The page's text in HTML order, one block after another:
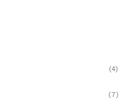
(4)
(7)